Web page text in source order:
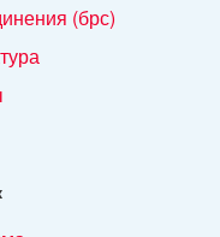
(брс)